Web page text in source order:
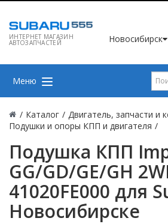
ИНТЕРНЕТ МАГАЗИН
АВТОЗАПЧАСТЕЙ Новосибирск
Меню
/ Каталог / Двигатель, запчасти и
Подушки и опоры КПП и двигателя /
Подушка КПП
GG/GD/GE/GH
41020FE000 для
Новосибирске